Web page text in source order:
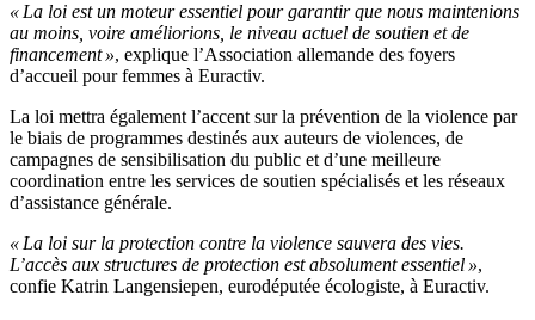
« La loi est un moteur essentiel pour garantir que nous maintenions
au moins, voire améliorions, le niveau actuel de soutien et de
financement », explique l’Association allemande des foyers
d’accueil pour femmes à Euractiv.
La loi mettra également l’accent sur la prévention de la violence par
le biais de programmes destinés aux auteurs de violences, de
campagnes de sensibilisation du public et d’une meilleure
coordination entre les services de soutien spécialisés et les réseaux
d’assistance générale.
« La loi sur la protection contre la violence sauvera des vies.
L’accès aux structures de protection est absolument essentiel »,
confie Katrin Langensiepen, eurodéputée écologiste, à Euractiv.